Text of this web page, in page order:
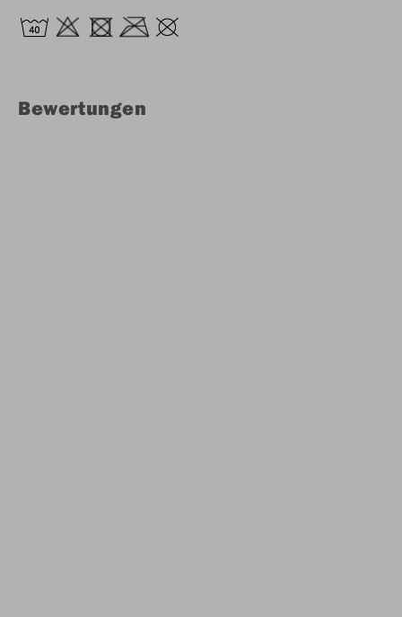
Bewertungen